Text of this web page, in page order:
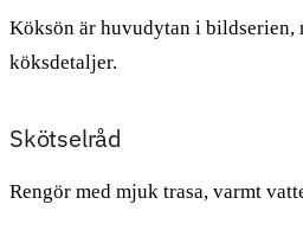
Köksön är huvudytan i bildserien,
köksdetaljer.
Skötselråd
Rengör med mjuk trasa, varmt